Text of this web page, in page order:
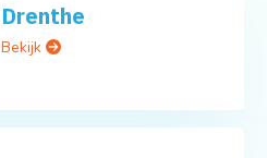
Drenthe
Bekijk